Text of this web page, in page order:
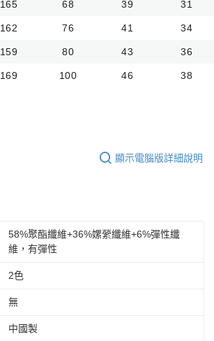
165 68 39 31
162 76 41 34
159 80 43 36
169 100 46 38
顯示電腦版詳細說明
58%聚酯纖維+36%嫘縈纖維+6%彈性纖
維，有彈性
2色
無
中國製